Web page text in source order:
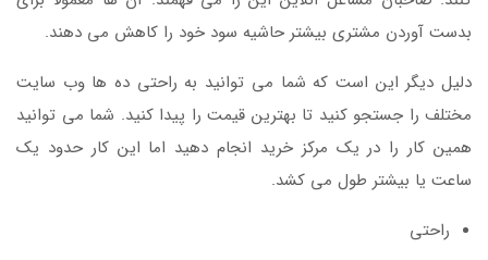
بدست آوردن مشتری بیشتر حاشیه سود خود را کاهش می دهند.
دلیل دیگر این است که شما می توانید به راحتی ده ها وب سایت
مختلف را جستجو کنید تا بهترین قیمت را پیدا کنید. شما می توانید
همین کار را در یک مرکز خرید انجام دهید اما این کار حدود یک
ساعت یا بیشتر طول می کشد.
راحتی